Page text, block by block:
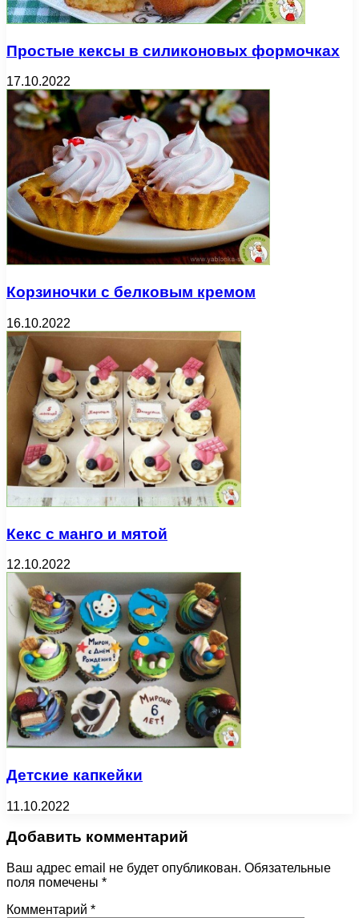
Простые кексы в силиконовых формочках
17.10.2022
Корзиночки с белковым кремом
16.10.2022
Кекс с манго и мятой
12.10.2022
Детские капкейки
11.10.2022
Добавить комментарий
Ваш адрес email не будет опубликован. Обязательные
поля помечены *
Комментарий *